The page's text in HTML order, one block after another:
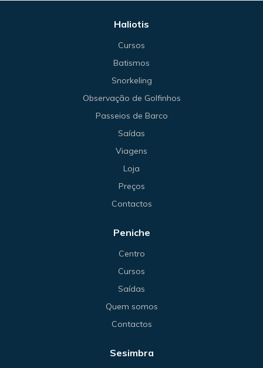
Haliotis
Cursos
Batismos
Snorkeling
Observação de Golfinhos
Passeios de Barco
Saídas
Viagens
Loja
Preços
Contactos
Peniche
Centro
Cursos
Saídas
Quem somos
Contactos
Sesimbra